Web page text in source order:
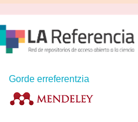
Gorde erreferentzia